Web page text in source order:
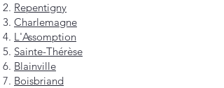
Repentigny
Charlemagne
L'Assomption
Sainte-Thérèse
Blainville
Boisbriand